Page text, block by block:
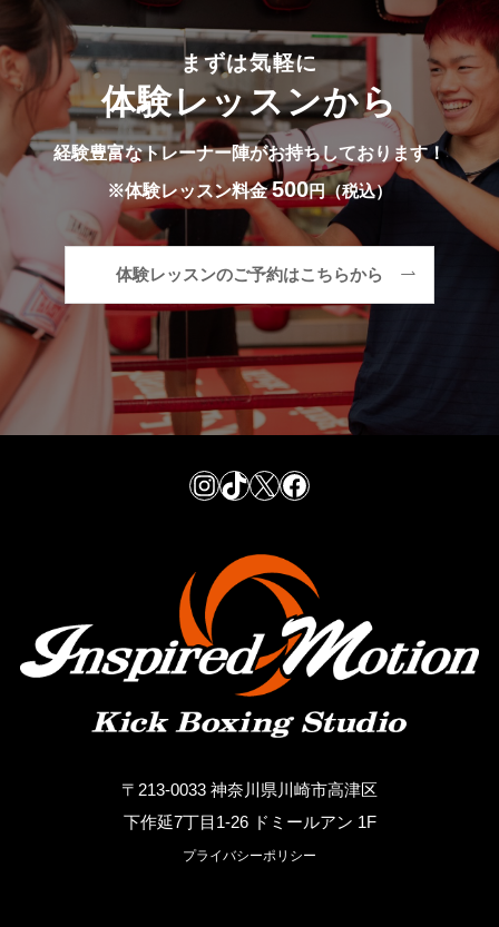
まずは気軽に
体験レッスンから
経験豊富なトレーナー陣がお持ちしております！
※体験レッスン料金500円（税込）
体験レッスンのご予約はこちらから
Instagram
TikTok
X Facebook
〒213-0033 神奈川県川崎市高津区
下作延7丁目1-26 ドミールアン 1F
プライバシーポリシー